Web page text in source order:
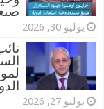
يوليو 30, 2026
يوليو 27, 2026